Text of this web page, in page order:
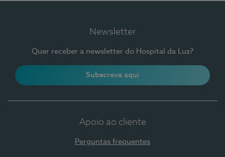
Newsletter
Quer receber a newsletter do Hospital da Luz?
Subscreva aqui
Apoio ao cliente
Perguntas frequentes